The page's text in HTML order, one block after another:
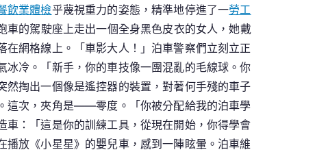
飲業體檢乎蔑視重力的姿態，精準地停進了一勞工
的駕駛座上走出一個全身黑色皮衣的女人，她戴
網格線上。「車影大人！」泊車警察們立刻立正
冷。「新手，你的車技像一團混亂的毛線球。你
掏出一個像是遙控器的裝置，對著何手殘的車子
這次，夾角是——零度。「你被分配給我的泊車學
：「這是你的訓練工具，從現在開始，你得學會
放《小星星》的嬰兒車，感到一陣眩暈。泊車維